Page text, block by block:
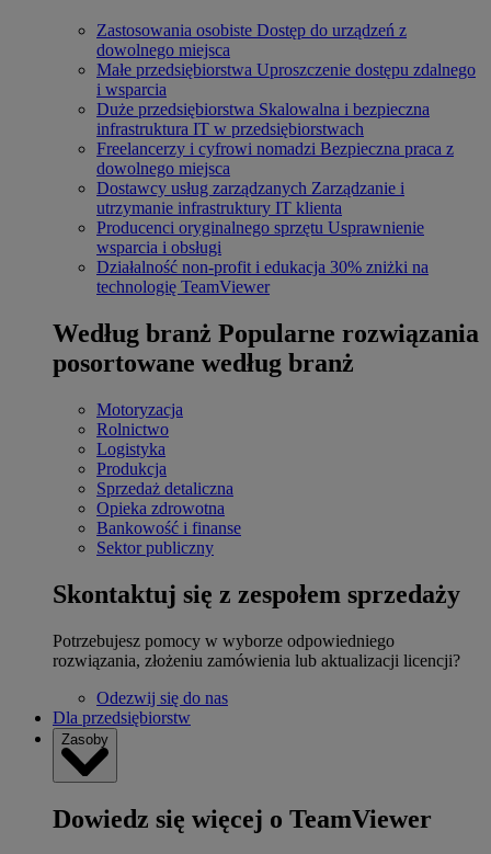
Zastosowania osobiste Dostęp do urządzeń z
dowolnego miejsca
Małe przedsiębiorstwa Uproszczenie dostępu zdalnego
i wsparcia
Duże przedsiębiorstwa Skalowalna i bezpieczna
infrastruktura IT w przedsiębiorstwach
Freelancerzy i cyfrowi nomadzi Bezpieczna praca z
dowolnego miejsca
Dostawcy usług zarządzanych Zarządzanie i
utrzymanie infrastruktury IT klienta
Producenci oryginalnego sprzętu Usprawnienie
wsparcia i obsługi
Działalność non-profit i edukacja 30% zniżki na
technologię TeamViewer
Według branż Popularne rozwiązania
posortowane według branż
Motoryzacja
Rolnictwo
Logistyka
Produkcja
Sprzedaż detaliczna
Opieka zdrowotna
Bankowość i finanse
Sektor publiczny
Skontaktuj się z zespołem sprzedaży
Potrzebujesz pomocy w wyborze odpowiedniego
rozwiązania, złożeniu zamówienia lub aktualizacji licencji?
Odezwij się do nas
Dla przedsiębiorstw
Zasoby
Dowiedz się więcej o TeamViewer